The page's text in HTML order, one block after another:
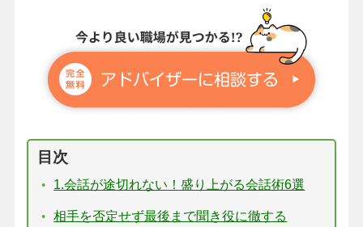
目次
1.会話が途切れない！盛り上がる会話術6選
相手を否定せず最後まで聞き役に徹する